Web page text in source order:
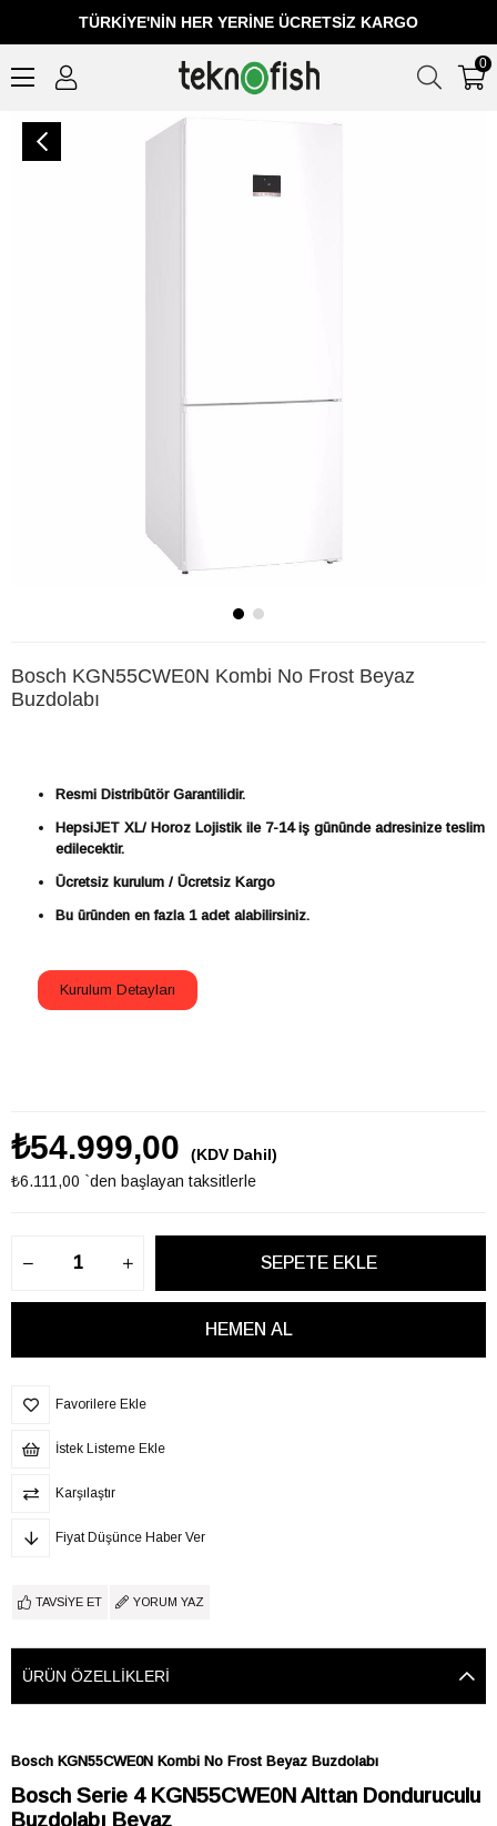
TÜRKIYE'NIN HER YERINE ÜCRETSIZ KARGO
0
Bosch KGN55CWE0N Kombi No Frost Beyaz Buzdolabı
Bosch KGN55CWE0N Kombi No Frost Beyaz
Buzdolabı
Resmi Distribütör Garantilidir.
HepsiJET XL/ Horoz Lojistik ile 7-14 iş gününde adresinize teslim
edilecektir.
Ücretsiz kurulum / Ücretsiz Kargo
Bu üründen en fazla 1 adet alabilirsiniz.
Kurulum Detayları
₺54.999,00
(KDV Dahil)
₺6.111,00 `den başlayan taksitlerle
Favorilere Ekle
İstek Listeme Ekle
Karşılaştır
Fiyat Düşünce Haber Ver
TAVSIYE ET YORUM YAZ
ÜRÜN ÖZELLIKLERI
Bosch KGN55CWE0N Kombi No Frost Beyaz Buzdolabı
Bosch Serie 4 KGN55CWE0N Alttan Donduruculu
Buzdolabı Beyaz